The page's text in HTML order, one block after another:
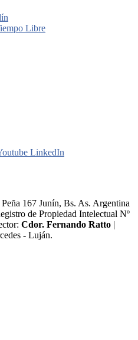
Libre
LinkedIn
167 Junín, Bs. As. Argentina
de Propiedad Intelectual Nº
Cdor. Fernando Ratto |
- Luján.